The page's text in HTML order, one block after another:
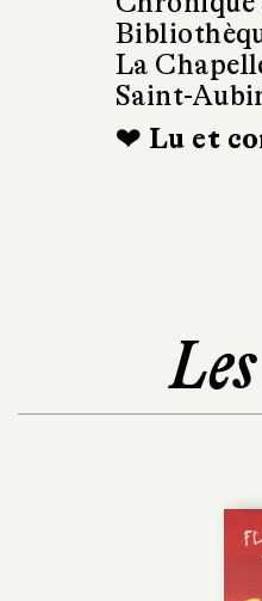
La
Saint-
❤ Lu et